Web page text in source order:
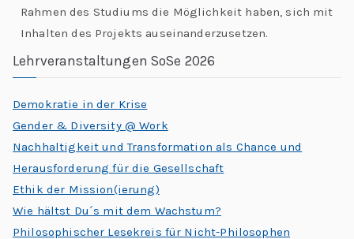
Rahmen des Studiums die Möglichkeit haben, sich mit
Inhalten des Projekts auseinanderzusetzen.
Lehrveranstaltungen SoSe 2026
Demokratie in der Krise
Gender & Diversity @ Work
Nachhaltigkeit und Transformation als Chance und
Herausforderung für die Gesellschaft
Ethik der Mission(ierung)
Wie hältst Du´s mit dem Wachstum?
Philosophischer Lesekreis für Nicht-Philosophen